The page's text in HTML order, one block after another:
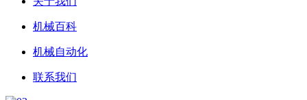
机械百科
机械自动化
联系我们